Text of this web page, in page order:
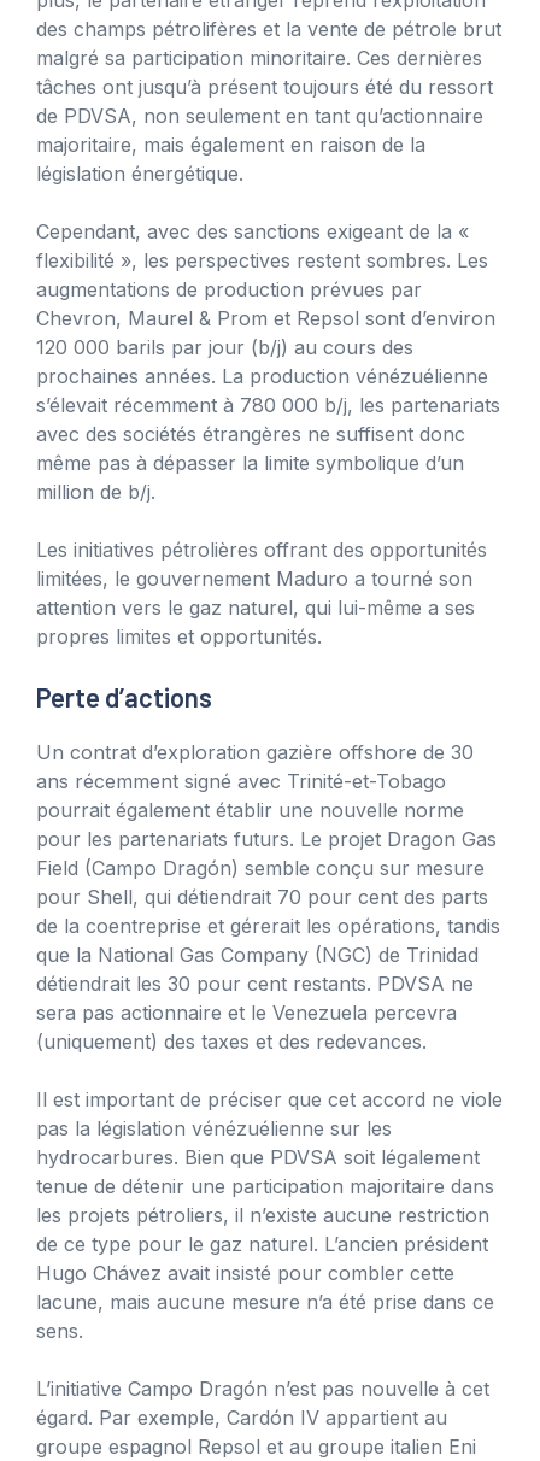
des champs pétrolifères et la vente de pétrole brut
malgré sa participation minoritaire. Ces dernières
tâches ont jusqu’à présent toujours été du ressort
de PDVSA, non seulement en tant qu’actionnaire
majoritaire, mais également en raison de la
législation énergétique.
Cependant, avec des sanctions exigeant de la «
flexibilité », les perspectives restent sombres. Les
augmentations de production prévues par
Chevron, Maurel & Prom et Repsol sont d’environ
120 000 barils par jour (b/j) au cours des
prochaines années. La production vénézuélienne
s’élevait récemment à 780 000 b/j, les partenariats
avec des sociétés étrangères ne suffisent donc
même pas à dépasser la limite symbolique d’un
million de b/j.
Les initiatives pétrolières offrant des opportunités
limitées, le gouvernement Maduro a tourné son
attention vers le gaz naturel, qui lui-même a ses
propres limites et opportunités.
Perte d’actions
Un contrat d’exploration gazière offshore de 30
ans récemment signé avec Trinité-et-Tobago
pourrait également établir une nouvelle norme
pour les partenariats futurs. Le projet Dragon Gas
Field (Campo Dragón) semble conçu sur mesure
pour Shell, qui détiendrait 70 pour cent des parts
de la coentreprise et gérerait les opérations, tandis
que la National Gas Company (NGC) de Trinidad
détiendrait les 30 pour cent restants. PDVSA ne
sera pas actionnaire et le Venezuela percevra
(uniquement) des taxes et des redevances.
Il est important de préciser que cet accord ne viole
pas la législation vénézuélienne sur les
hydrocarbures. Bien que PDVSA soit légalement
tenue de détenir une participation majoritaire dans
les projets pétroliers, il n’existe aucune restriction
de ce type pour le gaz naturel. L’ancien président
Hugo Chávez avait insisté pour combler cette
lacune, mais aucune mesure n’a été prise dans ce
sens.
L’initiative Campo Dragón n’est pas nouvelle à cet
égard. Par exemple, Cardón IV appartient au
groupe espagnol Repsol et au groupe italien Eni